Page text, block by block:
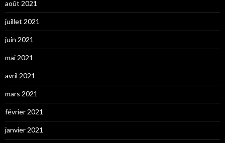
août 2021
juillet 2021
juin 2021
mai 2021
avril 2021
mars 2021
février 2021
janvier 2021